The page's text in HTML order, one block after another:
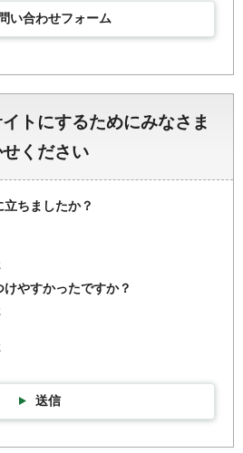
い合わせフォーム
トにするためにみなさま
ください
ちましたか？
やすかったですか？
送信